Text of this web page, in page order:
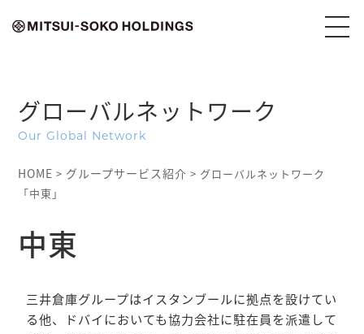
グローバルネットワーク
Our Global Network
HOME > グループサービス紹介 > グローバルネットワーク
「中東」
中東
三井倉庫グループはイスタンブールに拠点を設けてい
る他、ドバイにおいても協力会社に駐在員を派遣して